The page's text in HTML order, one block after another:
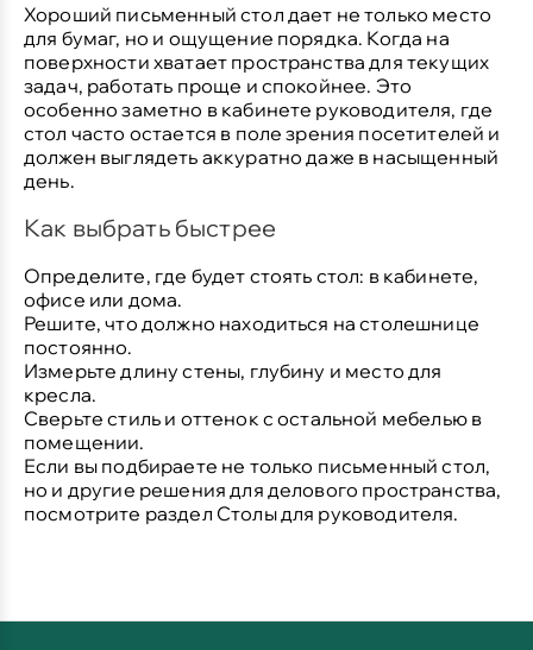
Хороший письменный стол дает не только место
для бумаг, но и ощущение порядка. Когда на
поверхности хватает пространства для текущих
задач, работать проще и спокойнее. Это
особенно заметно в кабинете руководителя, где
стол часто остается в поле зрения посетителей и
должен выглядеть аккуратно даже в насыщенный
день.
Как выбрать быстрее
Определите, где будет стоять стол: в кабинете,
офисе или дома.
Решите, что должно находиться на столешнице
постоянно.
Измерьте длину стены, глубину и место для
кресла.
Сверьте стиль и оттенок с остальной мебелью в
помещении.
Если вы подбираете не только письменный стол,
но и другие решения для делового пространства,
посмотрите раздел Столы для руководителя.